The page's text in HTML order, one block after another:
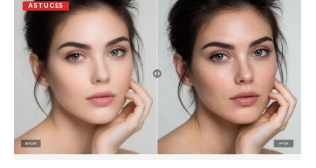
ASTUCES